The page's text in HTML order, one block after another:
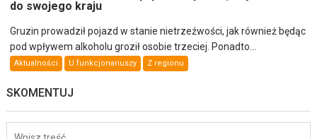
do swojego kraju
Gruzin prowadził pojazd w stanie nietrzeźwości, jak również będąc
pod wpływem alkoholu groził osobie trzeciej. Ponadto...
Aktualności U funkcjonariuszy Z regionu
SKOMENTUJ